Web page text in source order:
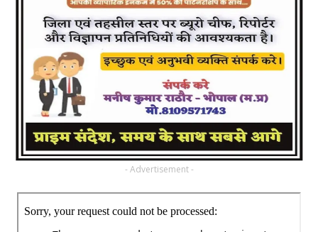
- Advertisement -